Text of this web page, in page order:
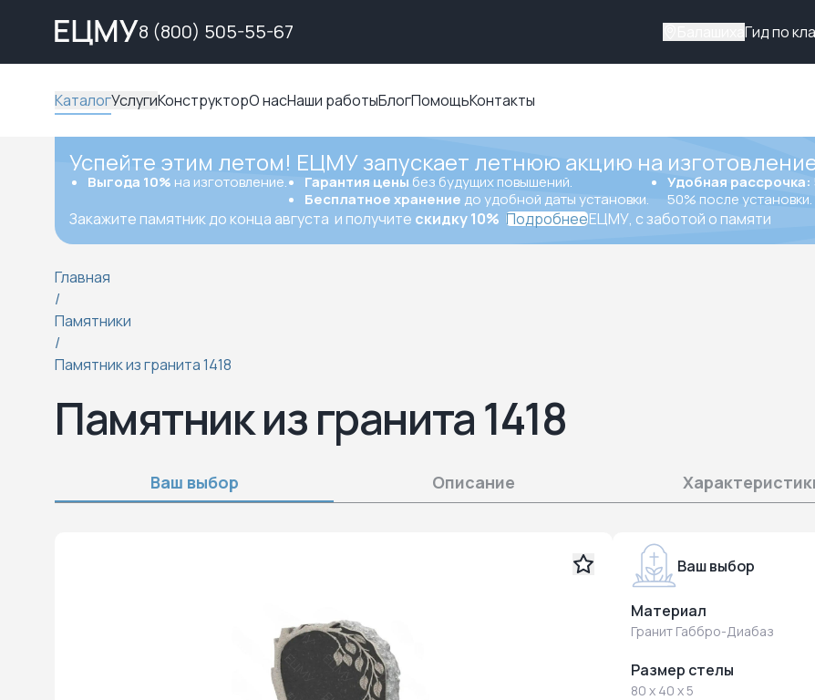
8 (800) 505-55-67 Гид по
КаталогУслугиКонструкторО насНаши работыБлогПомощьКонтакты
Успейте этим летом! ЕЦМУ запускает летнюю акцию на
Выгода 10% на изготовление. Гарантия цены без будущих повышений.
Бесплатное хранение до удобной даты установки.
Удобная рассрочка:
50% после установки.
Закажите памятник до конца августа и получите скидку 10% ПодробнееЕЦМУ, с заботой о памяти
Главная
/
Памятники
/
Памятник из гранита 1418
Памятник из гранита 1418
Ваш выбор Описание
Ваш выбор
Материал
Гранит Габбро-Диабаз
Размер стелы
80 x 40 x 5